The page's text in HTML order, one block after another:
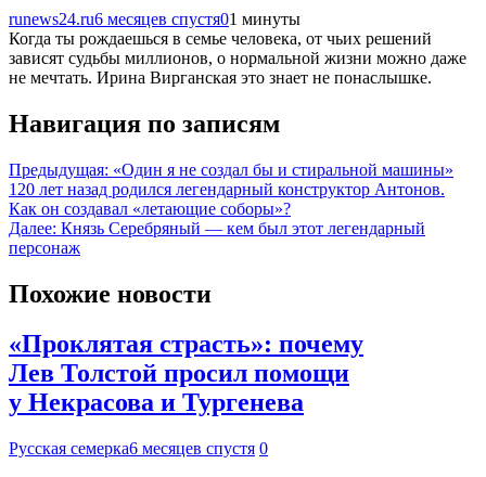
runews24.ru6 месяцев спустя01 минуты
Когда ты рождаешься в семье человека, от чьих решений
зависят судьбы миллионов, о нормальной жизни можно даже
не мечтать. Ирина Вирганская это знает не понаслышке.
Навигация по записям
Предыдущая: «Один я не создал бы и стиральной машины»
120 лет назад родился легендарный конструктор Антонов.
Как он создавал «летающие соборы»?
Далее: Князь Серебряный — кем был этот легендарный
персонаж
Похожие новости
«Проклятая страсть»: почему
Лев Толстой просил помощи
у Некрасова и Тургенева
Русская семерка6 месяцев спустя 0